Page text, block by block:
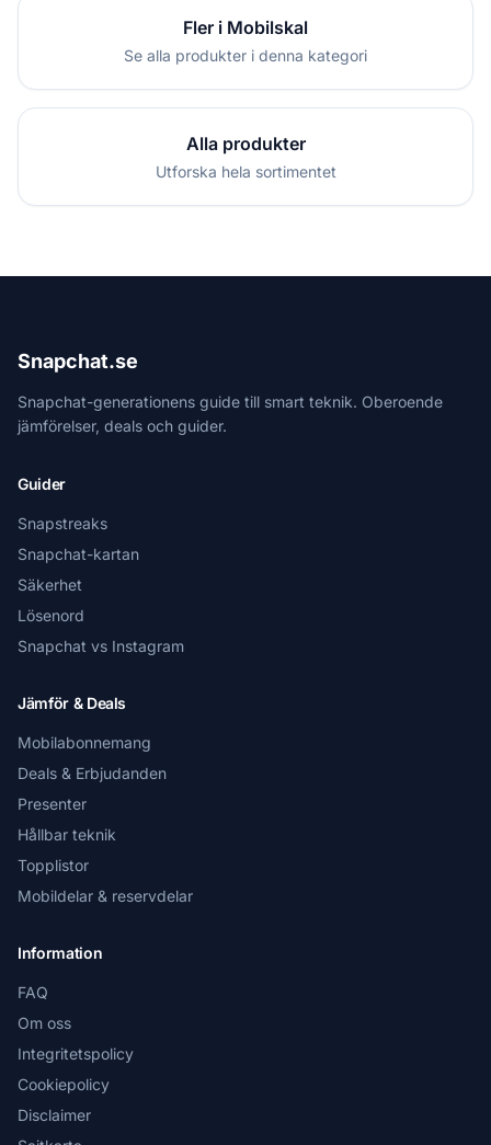
Fler i Mobilskal
Se alla produkter i denna kategori
Alla produkter
Utforska hela sortimentet
Snapchat.se
Snapchat-generationens guide till smart teknik. Oberoende
jämförelser, deals och guider.
Guider
Snapstreaks
Snapchat-kartan
Säkerhet
Lösenord
Snapchat vs Instagram
Jämför & Deals
Mobilabonnemang
Deals & Erbjudanden
Presenter
Hållbar teknik
Topplistor
Mobildelar & reservdelar
Information
FAQ
Om oss
Integritetspolicy
Cookiepolicy
Disclaimer